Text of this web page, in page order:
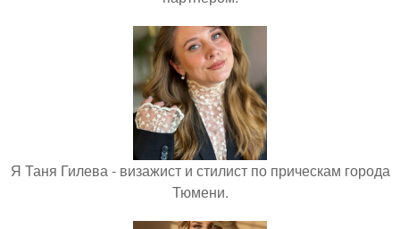
Я Таня Гилева - визажист и стилист по прическам города
Тюмени.